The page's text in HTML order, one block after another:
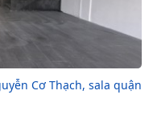
Cơ Thạch, sala quận